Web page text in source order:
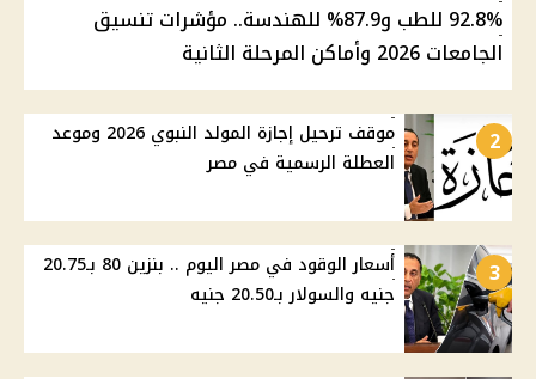
92.8% للطب و87.9% للهندسة.. مؤشرات تنسيق
الجامعات 2026 وأماكن المرحلة الثانية
2
موقف ترحيل إجازة المولد النبوي 2026 وموعد
العطلة الرسمية في مصر
3
أسعار الوقود في مصر اليوم .. بنزين 80 بـ20.75
جنيه والسولار بـ20.50 جنيه